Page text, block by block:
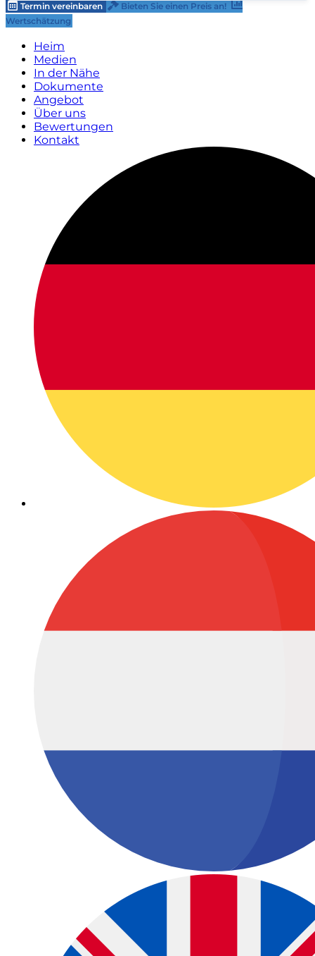
Termin vereinbaren
Bieten Sie einen Preis an!
Wertschätzung
Heim
Medien
In der Nähe
Dokumente
Angebot
Über uns
Bewertungen
Kontakt